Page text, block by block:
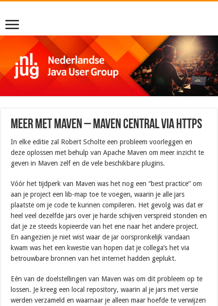
Meer met Maven – Maven Central via https
In elke editie zal Robert Scholte een probleem voorleggen en
deze oplossen met behulp van Apache Maven om meer inzicht te
geven in Maven zelf en de vele beschikbare plugins.
Vóór het tijdperk van Maven was het nog een “best practice” om
aan je project een lib-map toe te voegen, waarin je alle jars
plaatste om je code te kunnen compileren. Het gevolg was dat er
heel veel dezelfde jars over je harde schijven verspreid stonden en
dat je ze steeds kopieerde van het ene naar het andere project.
En aangezien je niet wist waar de jar oorspronkelijk vandaan
kwam was het een kwestie van hopen dat je collega’s het via
betrouwbare bronnen van het internet hadden geplukt.
Eén van de doelstellingen van Maven was om dit probleem op te
lossen. Je kreeg een local repository, waarin al je jars met versie
werden verzameld en waarnaar je alleen maar hoefde te verwijzen